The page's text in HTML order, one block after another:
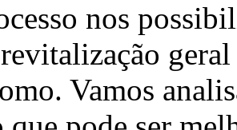
nos
Vamos